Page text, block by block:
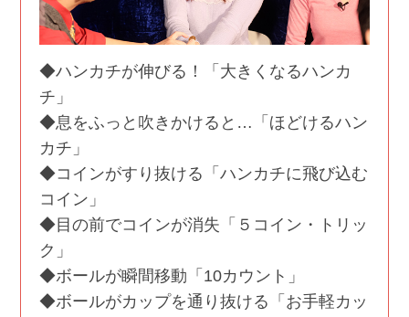
◆ハンカチが伸びる！「大きくなるハンカ
チ」
◆息をふっと吹きかけると…「ほどけるハン
カチ」
◆コインがすり抜ける「ハンカチに飛び込む
コイン」
◆目の前でコインが消失「５コイン・トリッ
ク」
◆ボールが瞬間移動「10カウント」
◆ボールがカップを通り抜ける「お手軽カッ